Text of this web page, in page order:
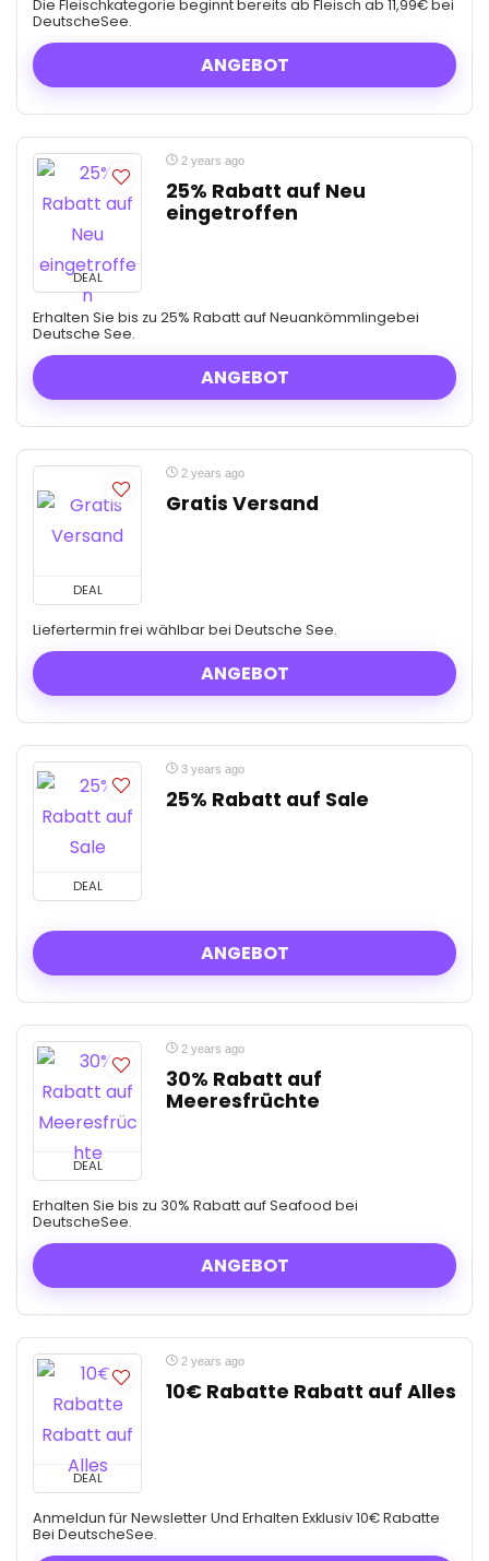
Die Fleischkategorie beginnt bereits ab Fleisch ab 11,99€ bei
DeutscheSee.
ANGEBOT
DEAL
2 years ago
25% Rabatt auf Neu
eingetroffen
Erhalten Sie bis zu 25% Rabatt auf Neuankömmlingebei
Deutsche See.
ANGEBOT
DEAL
2 years ago
Gratis Versand
Liefertermin frei wählbar bei Deutsche See.
ANGEBOT
DEAL
3 years ago
25% Rabatt auf Sale
ANGEBOT
DEAL
2 years ago
30% Rabatt auf
Meeresfrüchte
Erhalten Sie bis zu 30% Rabatt auf Seafood bei
DeutscheSee.
ANGEBOT
DEAL
2 years ago
10€ Rabatte Rabatt auf Alles
Anmeldun für Newsletter Und Erhalten Exklusiv 10€ Rabatte
Bei DeutscheSee.